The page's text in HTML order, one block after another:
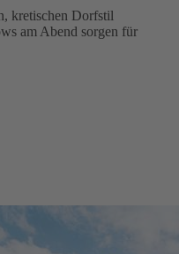
kretischen Dorfstil
am Abend sorgen für